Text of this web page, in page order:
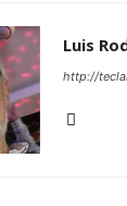
Luis
http://